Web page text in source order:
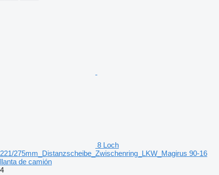
8 Loch
221/275mm_Distanzscheibe_Zwischenring_LKW_Magirus 90-16
llanta de camión
4